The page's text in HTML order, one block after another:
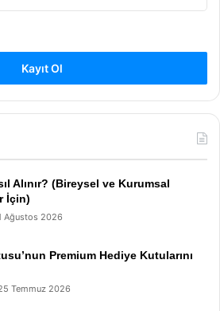
Kayıt Ol
Alınır? (Bireysel ve Kurumsal
İçin)
Ağustos 2026
Premium Hediye Kutularını
Temmuz 2026